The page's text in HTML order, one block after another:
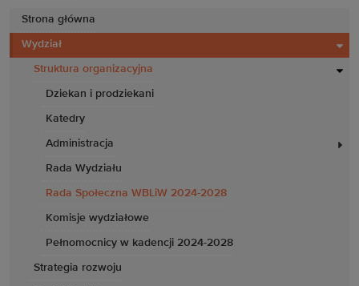
Strona główna
Wydział
Struktura organizacyjna
Dziekan i prodziekani
Katedry
Administracja
Rada Wydziału
Rada Społeczna WBLiW 2024-2028
Komisje wydziałowe
Pełnomocnicy w kadencji 2024-2028
Strategia rozwoju